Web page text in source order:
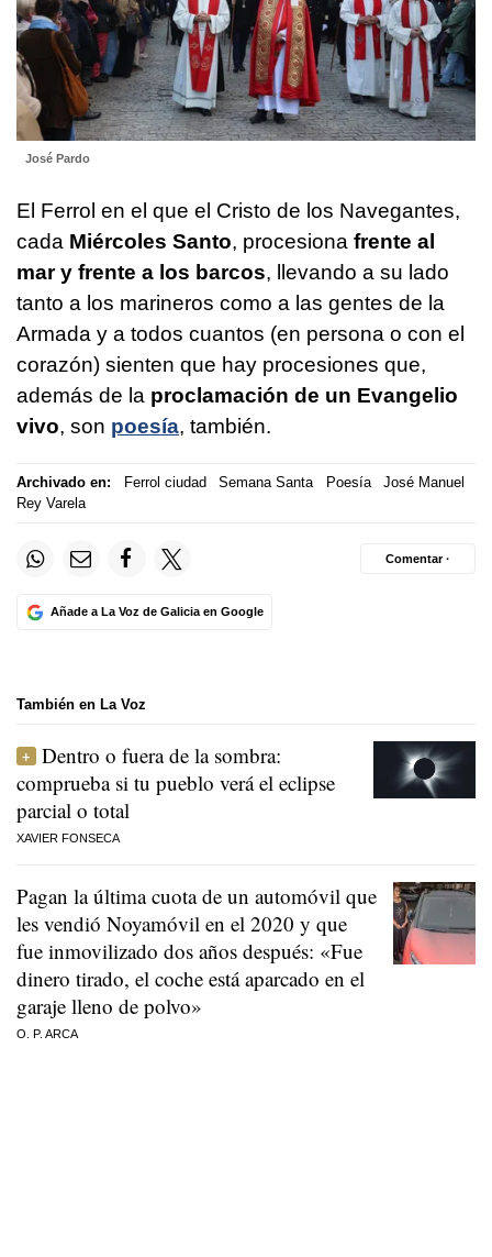
José Pardo
El Ferrol en el que el Cristo de los Navegantes,
cada Miércoles Santo, procesiona frente al
mar y frente a los barcos, llevando a su lado
tanto a los marineros como a las gentes de la
Armada y a todos cuantos (en persona o con el
corazón) sienten que hay procesiones que,
además de la proclamación de un Evangelio
vivo, son poesía, también.
Archivado en: Ferrol ciudad Semana Santa Poesía
José Manuel
Rey Varela
Añade a La Voz de Galicia en Google
Comentar ·
También en La Voz
Dentro o fuera de la sombra:
comprueba si tu pueblo verá el eclipse
parcial o total
XAVIER FONSECA
Pagan la última cuota de un automóvil que
les vendió Noyamóvil en el 2020 y que
fue inmovilizado dos años después: «Fue
dinero tirado, el coche está aparcado en el
garaje lleno de polvo»
O. P. ARCA